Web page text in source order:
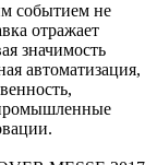
событием не
отражает
значимость
автоматизация,